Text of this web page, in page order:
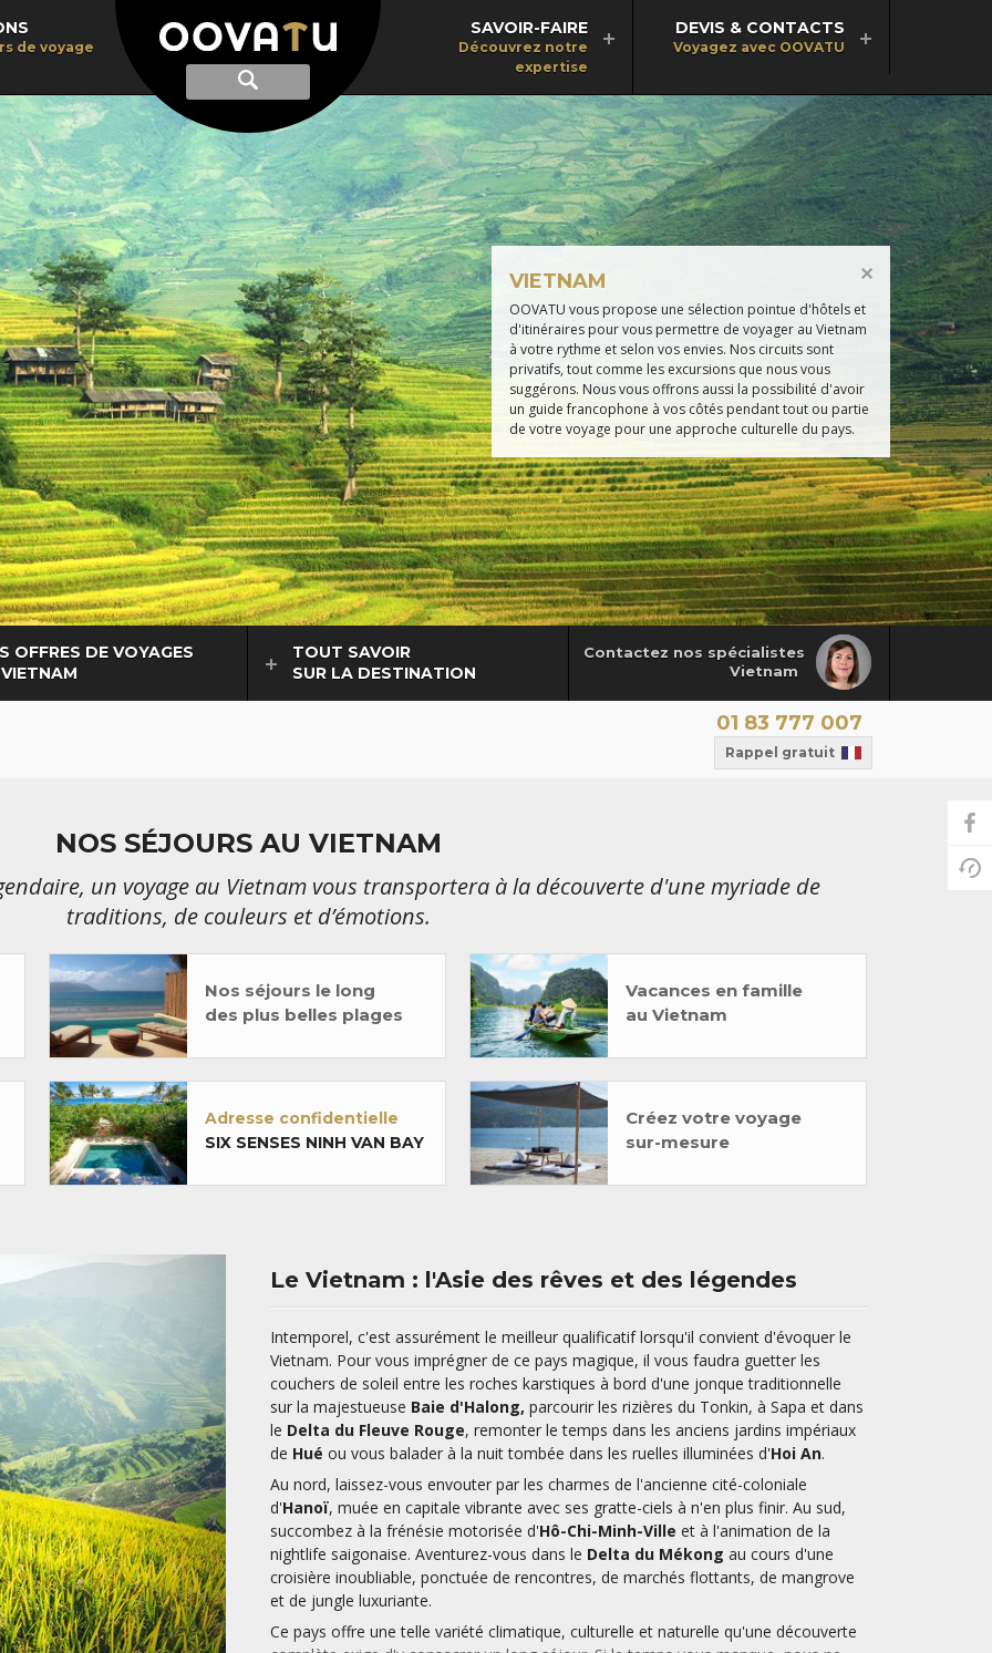
Afficher
recherche
Recherche
de voyage
SAVOIR-FAIRE
Découvrez notre
expertise
DEVIS & CONTACTS
Voyagez avec OOVATU
VIETNAM
OOVATU vous propose une sélection pointue d'hôtels et
d'itinéraires pour vous permettre de voyager au Vietnam
à votre rythme et selon vos envies. Nos circuits sont
privatifs, tout comme les excursions que nous vous
suggérons. Nous vous offrons aussi la possibilité d'avoir
un guide francophone à vos côtés pendant tout ou partie
de votre voyage pour une approche culturelle du pays.
Contactez nos spécialistes
Vietnam
OFFRES DE VOYAGES
TOUT SAVOIR
SUR LA DESTINATION
01 83 777 007
Rappel gratuit
NOS SÉJOURS AU VIETNAM
un voyage au Vietnam vous transportera à la découverte d'une myriade de
traditions, de couleurs et d’émotions.
Nos séjours le long
des plus belles plages
Vacances en famille
au Vietnam
Adresse confidentielle
SIX SENSES NINH VAN BAY
Créez votre voyage
sur-mesure
Le Vietnam : l'Asie des rêves et des légendes
Intemporel, c'est assurément le meilleur qualificatif lorsqu'il convient d'évoquer le
Vietnam. Pour vous imprégner de ce pays magique, il vous faudra guetter les
couchers de soleil entre les roches karstiques à bord d'une jonque traditionnelle
sur la majestueuse Baie d'Halong,parcourir les rizières du Tonkin, à Sapa et dans
le Delta du Fleuve Rouge, remonter le temps dans les anciens jardins impériaux
de Hué ou vous balader à la nuit tombée dans les ruelles illuminées d'Hoi An.
Au nord, laissez-vous envouter par les charmes de l'ancienne cité-coloniale
d'Hanoï, muée en capitale vibrante avec ses gratte-ciels à n'en plus finir. Au sud,
succombez à la frénésie motorisée d'Hô-Chi-Minh-Ville et à l'animation de la
nightlife saigonaise. Aventurez-vous dans le Delta du Mékong au cours d'une
croisière inoubliable, ponctuée de rencontres, de marchés flottants, de mangrove
et de jungle luxuriante.
Ce pays offre une telle variété climatique, culturelle et naturelle qu'une découverte